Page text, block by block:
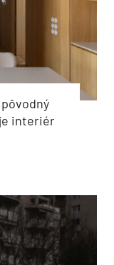
interiér